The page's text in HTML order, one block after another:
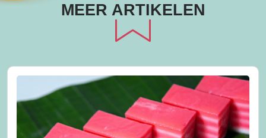
MEER ARTIKELEN